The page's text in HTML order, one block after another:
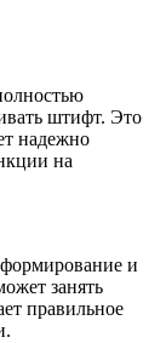
штифт. Это
надежно
на
и
занять
правильное